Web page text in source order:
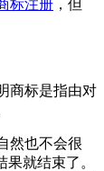
标注册 ，但
商标是指由对
然也不会很
就结束了。